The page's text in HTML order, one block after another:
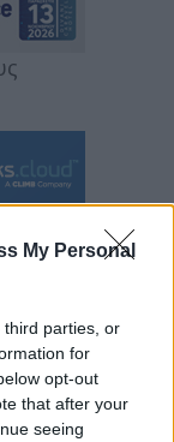
My Personal
third parties, or
for
opt-out
that after your
seeing